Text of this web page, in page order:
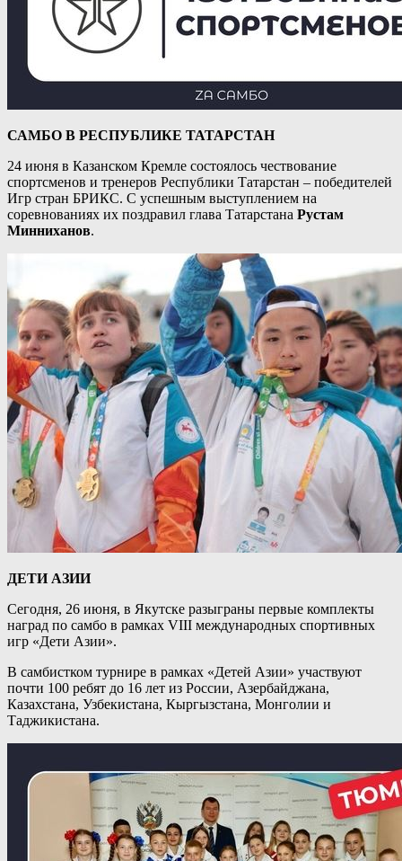
САМБО В РЕСПУБЛИКЕ ТАТАРСТАН
24 июня в Казанском Кремле состоялось чествование
спортсменов и тренеров Республики Татарстан – победителей
Игр стран БРИКС. С успешным выступлением на
соревнованиях их поздравил глава Татарстана Рустам
Минниханов.
ДЕТИ АЗИИ
Сегодня, 26 июня, в Якутске разыграны первые комплекты
наград по самбо в рамках VIII международных спортивных
игр «Дети Азии».
В самбистком турнире в рамках «Детей Азии» участвуют
почти 100 ребят до 16 лет из России, Азербайджана,
Казахстана, Узбекистана, Кыргызстана, Монголии и
Таджикистана.